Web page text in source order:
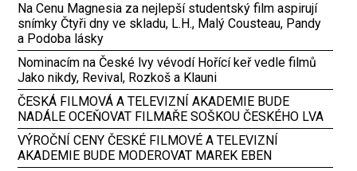
Na Cenu Magnesia za nejlepší studentský film aspirují
snímky Čtyři dny ve skladu, L.H., Malý Cousteau, Pandy
a Podoba lásky
Nominacím na České lvy vévodí Hořící keř vedle filmů
Jako nikdy, Revival, Rozkoš a Klauni
ČESKÁ FILMOVÁ A TELEVIZNÍ AKADEMIE BUDE
NADÁLE OCEŇOVAT FILMAŘE SOŠKOU ČESKÉHO LVA
VÝROČNÍ CENY ČESKÉ FILMOVÉ A TELEVIZNÍ
AKADEMIE BUDE MODEROVAT MAREK EBEN